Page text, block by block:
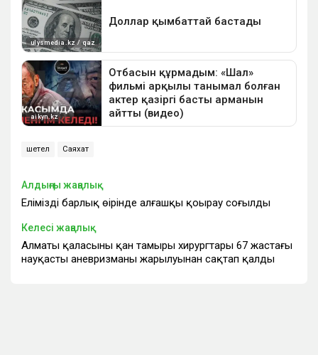
шетел Саяхат
Алдыңғы жаңалық
Еліміздің барлық өңірінде алғашқы қоңырау соғылды
Келесі жаңалық
Алматы қаласының қан тамыры хирургтары 67 жастағы
науқасты аневризманың жарылуынан сақтап қалды